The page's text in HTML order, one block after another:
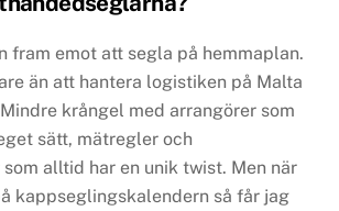
fram emot att segla på hemmaplan.
än att hantera logistiken på Malta
krångel med arrangörer som
sätt, mätregler och
alltid har en unik twist. Men när
kappseglingskalendern så får jag